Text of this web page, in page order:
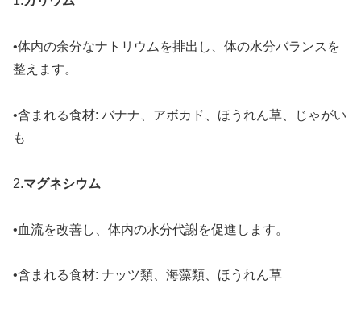
•体内の余分なナトリウムを排出し、体の水分バランスを
整えます。
•含まれる食材: バナナ、アボカド、ほうれん草、じゃがい
も
2.マグネシウム
•血流を改善し、体内の水分代謝を促進します。
•含まれる食材: ナッツ類、海藻類、ほうれん草